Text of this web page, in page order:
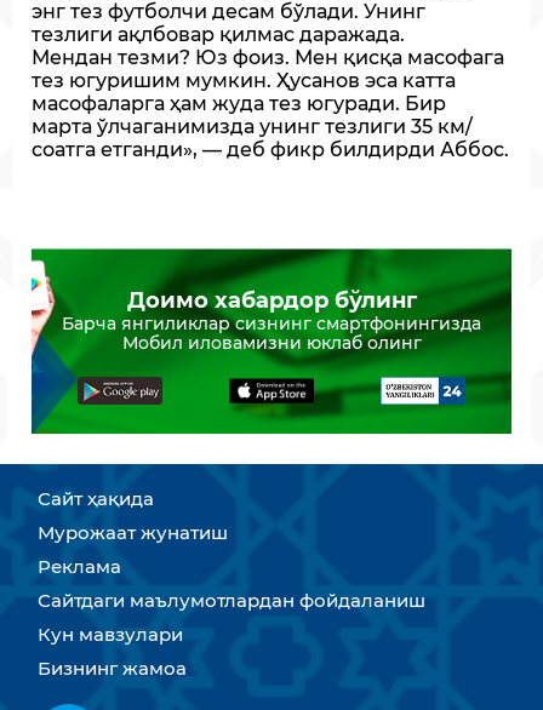
энг тез футболчи десам бўлади. Унинг
тезлиги ақлбовар қилмас даражада.
Мендан тезми? Юз фоиз. Мен қисқа масофага
тез югуришим мумкин. Ҳусанов эса катта
масофаларга ҳам жуда тез югуради. Бир
марта ўлчаганимизда унинг тезлиги 35 км/
соатга етганди», — деб фикр билдирди Аббос.
Доимо хабардор бўлинг
Барча янгиликлар сизнинг смартфонингизда
Мобил иловамизни юклаб олинг
Сайт ҳақида
Мурожаат жунатиш
Реклама
Сайтдаги маълумотлардан фойдаланиш
Кун мавзулари
Бизнинг жамоа